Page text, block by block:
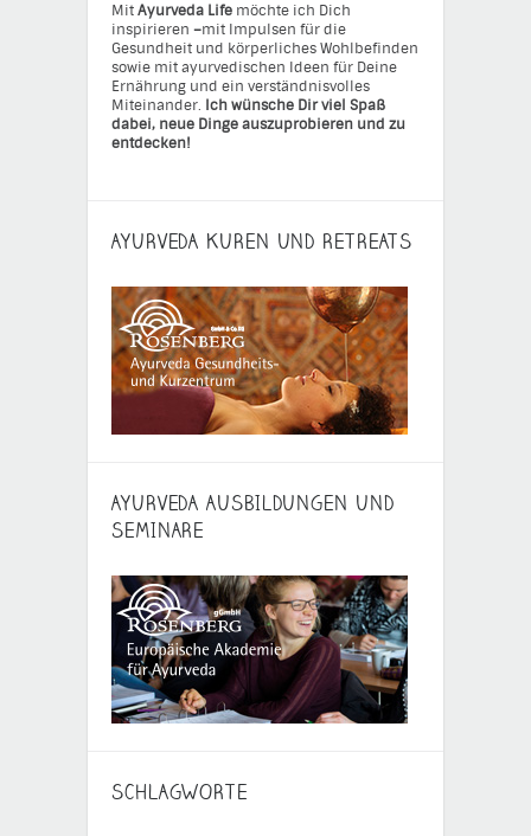
MitAyurveda Life möchte ich Dich
inspirieren –mit Impulsen für die
Gesundheit und körperliches Wohlbefinden
sowie mit ayurvedischen Ideen für Deine
Ernährung und ein verständnisvolles
Miteinander. Ich wünsche Dir viel Spaß
dabei, neue Dinge auszuprobieren und zu
entdecken!
AYURVEDA KUREN UND RETREATS
AYURVEDA AUSBILDUNGEN UND
SEMINARE
SCHLAGWORTE